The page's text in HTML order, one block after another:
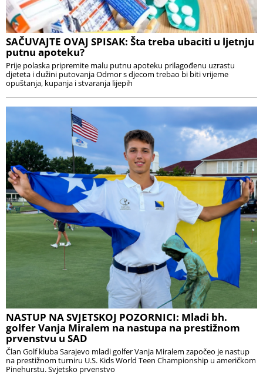
SAČUVAJTE OVAJ SPISAK: Šta treba ubaciti u ljetnju
putnu apoteku?
Prije polaska pripremite malu putnu apoteku prilagođenu uzrastu
djeteta i dužini putovanja Odmor s djecom trebao bi biti vrijeme
opuštanja, kupanja i stvaranja lijepih
NASTUP NA SVJETSKOJ POZORNICI: Mladi bh.
golfer Vanja Miralem na nastupa na prestižnom
prvenstvu u SAD
Član Golf kluba Sarajevo mladi golfer Vanja Miralem započeo je nastup
na prestižnom turniru U.S. Kids World Teen Championship u američkom
Pinehurstu. Svjetsko prvenstvo